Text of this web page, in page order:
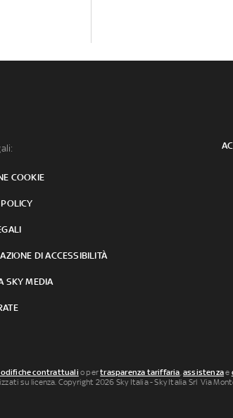
COOKIE
DI ACCESSIBILITÀ
SKY MEDIA
contrattuali o pertrasparenza tariffaria,assistenzae
su licenza. Copyright 2026 Sky Italia - Sky Italia Srl Via